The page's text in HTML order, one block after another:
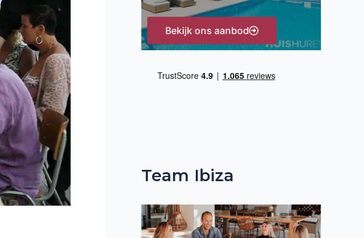
Bekijk ons aanbod
Team Ibiza